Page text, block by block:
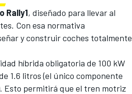
Rally1, diseñado para llevar al
Con esa normativa
y construir coches totalmente
híbrida obligatoria de 100 kW
1.6 litros (el único componente
Esto permitirá que el tren motriz